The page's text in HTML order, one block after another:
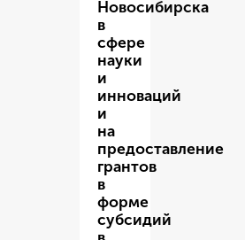
Новосибирска
в
сфере
науки
и
инноваций
и
на
предоставление
грантов
в
форме
субсидий